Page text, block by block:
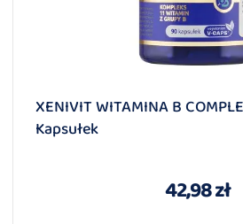
XENIVIT WITAMINA B
Kapsułek
42,98 zł